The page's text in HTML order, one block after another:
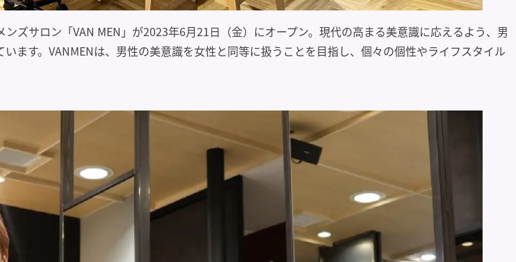
ズサロン「VAN MEN」が2023年6月21日（金）にオープン。現代の高まる美意識に応えるよう、男
ます。VANMENは、男性の美意識を女性と同等に扱うことを目指し、個々の個性やライフスタイル